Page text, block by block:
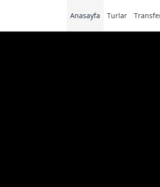
Anasayfa Turlar